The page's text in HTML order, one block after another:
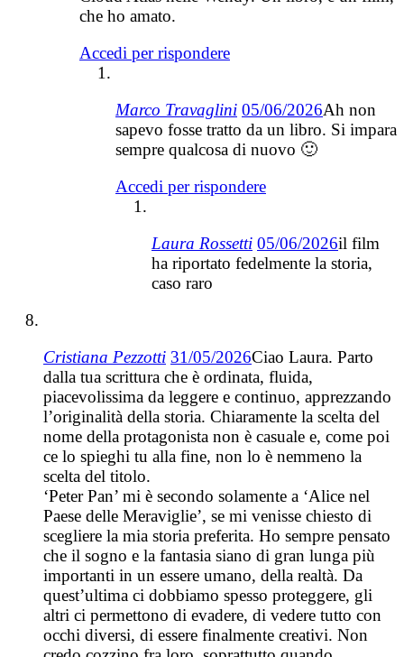
che ho amato.
Accedi per rispondere
Marco Travaglini 05/06/2026Ah non
sapevo fosse tratto da un libro. Si impara
sempre qualcosa di nuovo 🙂
Accedi per rispondere
Laura Rossetti 05/06/2026il film
ha riportato fedelmente la storia,
caso raro
Cristiana Pezzotti 31/05/2026Ciao Laura. Parto
dalla tua scrittura che è ordinata, fluida,
piacevolissima da leggere e continuo, apprezzando
l’originalità della storia. Chiaramente la scelta del
nome della protagonista non è casuale e, come poi
ce lo spieghi tu alla fine, non lo è nemmeno la
scelta del titolo.
‘Peter Pan’ mi è secondo solamente a ‘Alice nel
Paese delle Meraviglie’, se mi venisse chiesto di
scegliere la mia storia preferita. Ho sempre pensato
che il sogno e la fantasia siano di gran lunga più
importanti in un essere umano, della realtà. Da
quest’ultima ci dobbiamo spesso proteggere, gli
altri ci permettono di evadere, di vedere tutto con
occhi diversi, di essere finalmente creativi. Non